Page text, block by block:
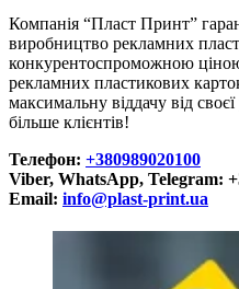
Компанія “Пласт Принт”
виробництво рекламних
конкурентоспроможною
рекламних пластикових
максимальну віддачу від
більше клієнтів!
Телефон: +380989020100
Viber, WhatsApp, Telegram:
Email: info@plast-print.ua